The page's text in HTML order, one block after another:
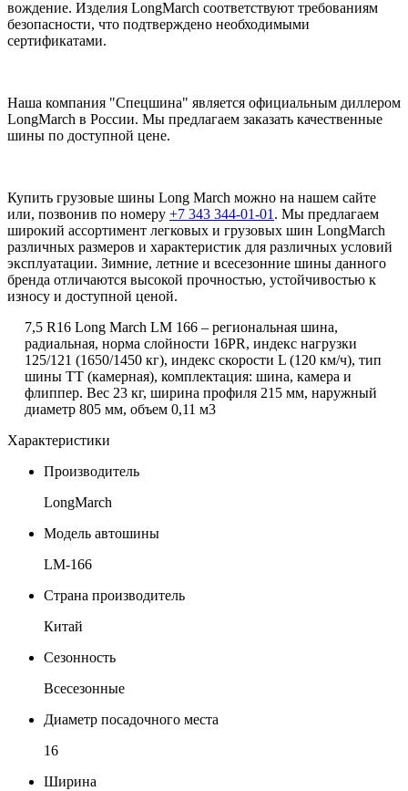
вождение. Изделия LongMarch соответствуют требованиям
безопасности, что подтверждено необходимыми
сертификатами.
Наша компания "Спецшина" является официальным диллером
LongMarch в России. Мы предлагаем заказать качественные
шины по доступной цене.
Купить грузовые шины Long March можно на нашем сайте
или, позвонив по номеру +7 343 344-01-01 . Мы предлагаем
широкий ассортимент легковых и грузовых шин LongMarch
различных размеров и характеристик для различных условий
эксплуатации. Зимние, летние и всесезонние шины данного
бренда отличаются высокой прочностью, устойчивостью к
износу и доступной ценой.
7,5 R16 Long March LM 166 – региональная шина,
радиальная, норма слойности 16PR, индекс нагрузки
125/121 (1650/1450 кг), индекс скорости L (120 км/ч), тип
шины ТТ (камерная), комплектация: шина, камера и
флиппер. Вес 23 кг, ширина профиля 215 мм, наружный
диаметр 805 мм, объем 0,11 м3
Характеристики
Производитель
LongMarch
Модель автошины
LM-166
Страна производитель
Китай
Сезонность
Всесезонные
Диаметр посадочного места
16
Ширина